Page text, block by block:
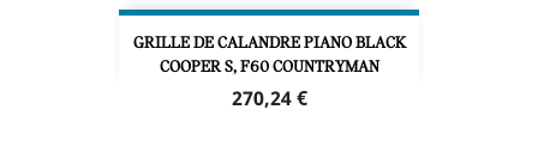
GRILLE DE CALANDRE PIANO BLACK
COOPER S, F60 COUNTRYMAN
Prix
270,24 €